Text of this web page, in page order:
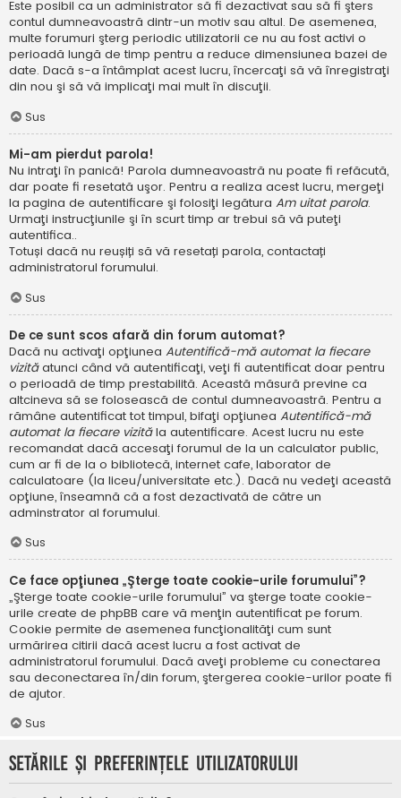
Este posibil ca un administrator să fi dezactivat sau să fi şters
contul dumneavoastră dintr-un motiv sau altul. De asemenea,
multe forumuri şterg periodic utilizatorii ce nu au fost activi o
perioadă lungă de timp pentru a reduce dimensiunea bazei de
date. Dacă s-a întâmplat acest lucru, încercaţi să vă înregistraţi
din nou şi să vă implicaţi mai mult în discuţii.
Sus
Mi-am pierdut parola!
Nu intraţi în panică! Parola dumneavoastră nu poate fi refăcută,
dar poate fi resetată uşor. Pentru a realiza acest lucru, mergeţi
la pagina de autentificare şi folosiţi legătura Am uitat parola.
Urmaţi instrucţiunile şi în scurt timp ar trebui să vă puteţi
autentifica..
Totuși dacă nu reușiți să vă resetați parola, contactați
administratorul forumului.
Sus
De ce sunt scos afară din forum automat?
Dacă nu activaţi opţiunea Autentifică-mă automat la fiecare
vizităatunci când vă autentificaţi, veţi fi autentificat doar pentru
o perioadă de timp prestabilită. Această măsură previne ca
altcineva să se folosească de contul dumneavoastră. Pentru a
rămâne autentificat tot timpul, bifaţi opţiunea Autentifică-mă
automat la fiecare vizităla autentificare. Acest lucru nu este
recomandat dacă accesaţi forumul de la un calculator public,
cum ar fi de la o bibliotecă, internet cafe, laborator de
calculatoare (la liceu/universitate etc.). Dacă nu vedeţi această
opţiune, înseamnă că a fost dezactivată de către un
adminstrator al forumului.
Sus
Ce face opţiunea „Şterge toate cookie-urile forumului”?
„Şterge toate cookie-urile forumului” va şterge toate cookie-
urile create de phpBB care vă menţin autentificat pe forum.
Cookie permite de asemenea funcţionalităţi cum sunt
urmărirea citirii dacă acest lucru a fost activat de
administratorul forumului. Dacă aveţi probleme cu conectarea
sau deconectarea în/din forum, ştergerea cookie-urilor poate fi
de ajutor.
Sus
Setările şi preferinţele utilizatorului